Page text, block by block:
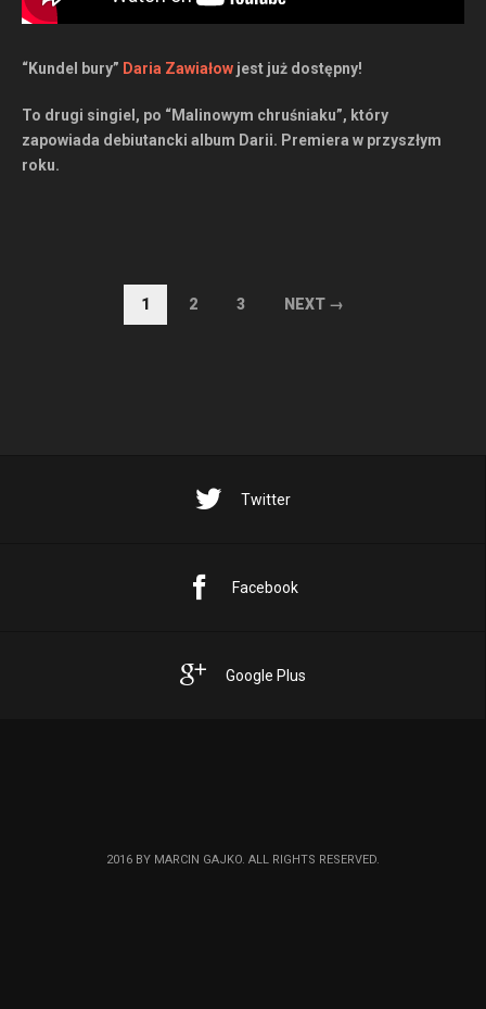
“Kundel bury” Daria Zawiałow jest już dostępny!
To drugi singiel, po “Malinowym chruśniaku”, który
zapowiada debiutancki album Darii. Premiera w przyszłym
roku.
1 2 3 NEXT →
Twitter
Facebook
Google Plus
2016 BY MARCIN GAJKO. ALL RIGHTS RESERVED.